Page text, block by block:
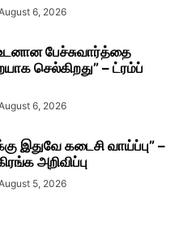
6, 2026
பேச்சுவார்த்தை
செல்கிறது” – ட்ரம்ப்
6, 2026
இதுவே கடைசி வாய்ப்பு” –
அறிவிப்பு
5, 2026